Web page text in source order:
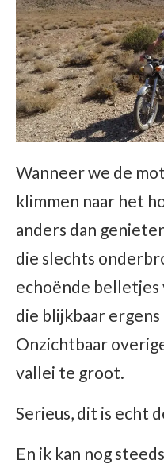
Wanneer we de
klimmen naar het
anders dan
die slechts
echoënde belletjes
die blijkbaar
Onzichtbaar
vallei te groot.
Serieus, dit is echt
En ik kan nog